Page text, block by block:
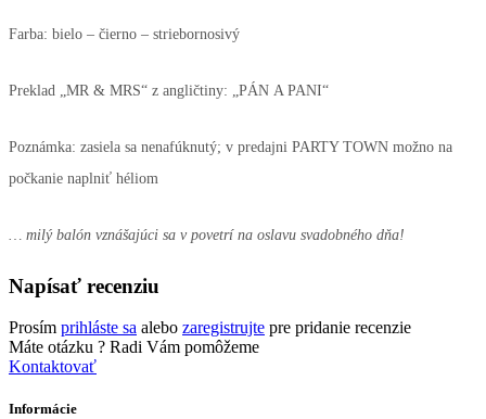
Farba: bielo – čierno – striebornosivý
Preklad „MR & MRS“ z angličtiny: „PÁN A PANI“
Poznámka: zasiela sa nenafúknutý; v predajni PARTY TOWN možno na
počkanie naplniť héliom
… milý balón vznášajúci sa v povetrí na oslavu svadobného dňa!
Napísať recenziu
Prosím prihláste sa alebo zaregistrujte pre pridanie recenzie
Máte otázku ? Radi Vám pomôžeme
Kontaktovať
Informácie